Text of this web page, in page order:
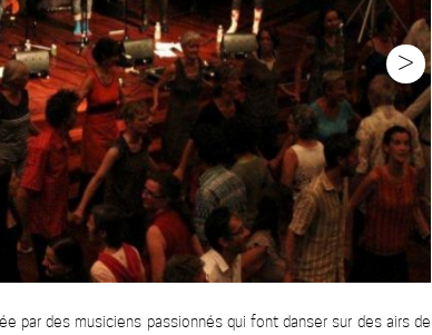
>
par des musiciens passionnés qui font danser sur des airs de